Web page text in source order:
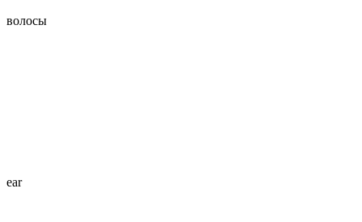
волосы
ear